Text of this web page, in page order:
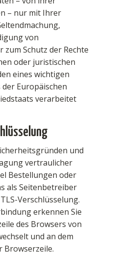
– nur mit Ihrer
von
zum Schutz der Rechte
oder juristischen
eines wichtigen
Europäischen
verarbeitet
und
vertraulicher
Bestellungen oder
als Seitenbetreiber
Verschlüsselung.
erkennen Sie
des Browsers von
und an dem
Browserzeile.